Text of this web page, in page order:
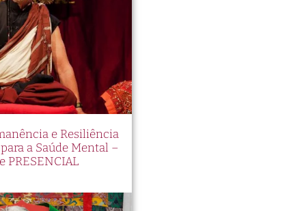
e Resiliência
a Saúde Mental –
PRESENCIAL